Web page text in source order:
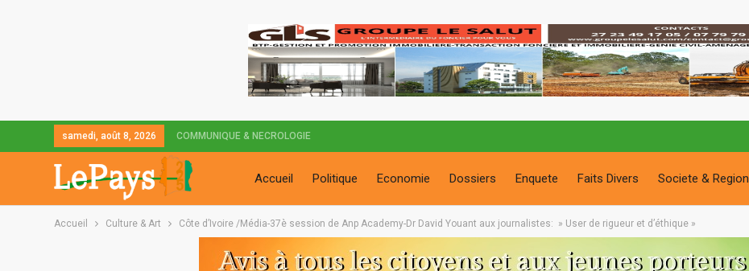
samedi, août 8, 2026 COMMUNIQUE & NECROLOGIE
Accueil Politique Economie Dossiers Enquete Faits Divers Societe & Region
Accueil Culture & Art Côte d’Ivoire /Média-37è session de Anp Academy-Dr David Youant aux journalistes: » User de rigueur et d’éthique »